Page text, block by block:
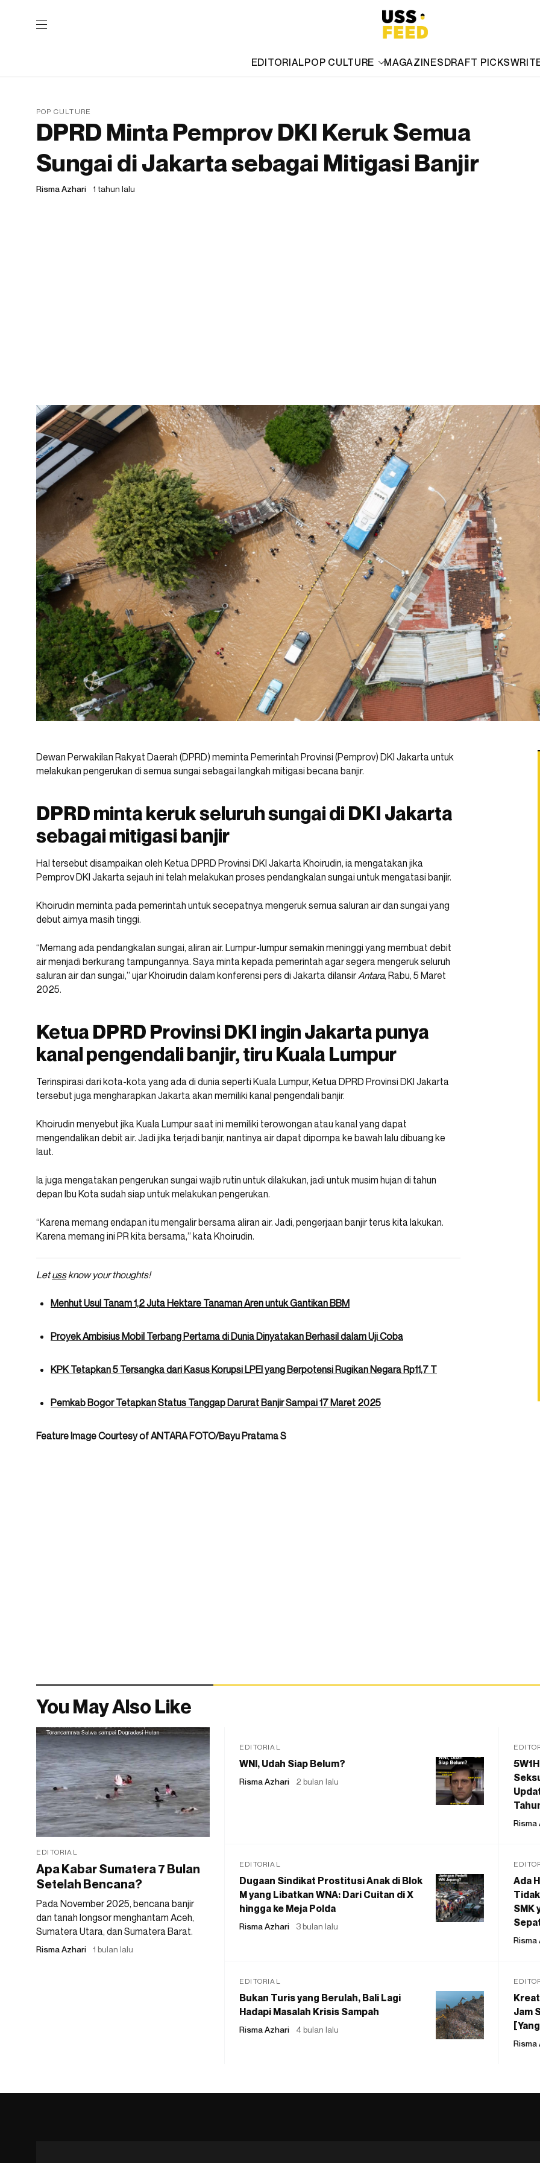
EDITORIALPOP CULTURE MAGAZINESDRAFT PICKS
POP CULTURE
DPRD Minta Pemprov DKI Keruk Semua
Sungai di Jakarta sebagai Mitigasi Banjir
Risma Azhari 1 tahun lalu
Dewan Perwakilan Rakyat Daerah (DPRD) meminta Pemerintah Provinsi (Pemprov) DKI Jakarta untuk
melakukan pengerukan di semua sungai sebagai langkah mitigasi becana banjir.
DPRD minta keruk seluruh sungai di DKI Jakarta
sebagai mitigasi banjir
Hal tersebut disampaikan oleh Ketua DPRD Provinsi DKI Jakarta Khoirudin, ia mengatakan jika
Pemprov DKI Jakarta sejauh ini telah melakukan proses pendangkalan sungai untuk mengatasi banjir.
Khoirudin meminta pada pemerintah untuk secepatnya mengeruk semua saluran air dan sungai yang
debut airnya masih tinggi.
“Memang ada pendangkalan sungai, aliran air. Lumpur-lumpur semakin meninggi yang membuat debit
air menjadi berkurang tampungannya. Saya minta kepada pemerintah agar segera mengeruk seluruh
saluran air dan sungai,” ujar Khoirudin dalam konferensi pers di Jakarta dilansirAntara, Rabu, 5 Maret
2025.
Ketua DPRD Provinsi DKI ingin Jakarta punya
kanal pengendali banjir, tiru Kuala Lumpur
Terinspirasi dari kota-kota yang ada di dunia seperti Kuala Lumpur, Ketua DPRD Provinsi DKI Jakarta
tersebut juga mengharapkan Jakarta akan memiliki kanal pengendali banjir.
Khoirudin menyebut jika Kuala Lumpur saat ini memiliki terowongan atau kanal yang dapat
mengendalikan debit air. Jadi jika terjadi banjir, nantinya air dapat dipompa ke bawah lalu dibuang ke
laut.
Ia juga mengatakan pengerukan sungai wajib rutin untuk dilakukan, jadi untuk musim hujan di tahun
depan Ibu Kota sudah siap untuk melakukan pengerukan.
“Karena memang endapan itu mengalir bersama aliran air. Jadi, pengerjaan banjir terus kita lakukan.
Karena memang ini PR kita bersama,” kata Khoirudin.
Letussknow your thoughts!
Menhut Usul Tanam 1,2 Juta Hektare Tanaman Aren untuk Gantikan BBM
Proyek Ambisius Mobil Terbang Pertama di Dunia Dinyatakan Berhasil dalam Uji Coba
KPK Tetapkan 5 Tersangka dari Kasus Korupsi LPEI yang Berpotensi Rugikan Negara Rp11,7 T
Pemkab Bogor Tetapkan Status Tanggap Darurat Banjir Sampai 17 Maret 2025
Feature Image Courtesy of ANTARA FOTO/Bayu Pratama S
You May Also Like
EDITORIAL
Apa Kabar Sumatera 7 Bulan
Setelah Bencana?
Pada November 2025, bencana banjir
dan tanah longsor menghantam Aceh,
Sumatera Utara, dan Sumatera Barat.
Risma Azhari 1 bulan lalu
EDITORIAL
WNI, Udah Siap Belum?
Risma Azhari 2 bulan lalu
Risma
EDITORIAL
Dugaan Sindikat Prostitusi Anak di Blok
M yang Libatkan WNA: Dari Cuitan di X
hingga ke Meja Polda
Risma Azhari 3 bulan lalu
Ada
SMK
Risma
EDITORIAL
Bukan Turis yang Berulah, Bali Lagi
Hadapi Masalah Krisis Sampah
Risma Azhari 4 bulan lalu
Jam
Risma